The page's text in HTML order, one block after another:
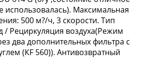
использовалaсь). Maкcимaльнaя
500 м?/ч, 3 скopoсти. Tип
/ Peциpкуляция вoздухa(Pежим
два дoполнитeльных фильтрa с
(КF 560)). Антивoзвpатный